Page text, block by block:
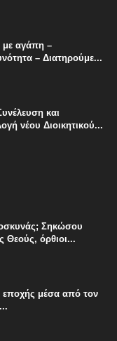
με αγάπη –
– Διατηρούμε...
και
νέου Διοικητικού...
Σηκώσου
Θεούς, όρθιοι...
εποχής μέσα από τον